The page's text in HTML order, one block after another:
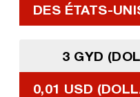
DES ÉTATS-
3 GYD
0,01 USD